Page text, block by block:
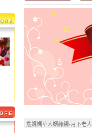
詹媽媽華人姻緣網-月下老